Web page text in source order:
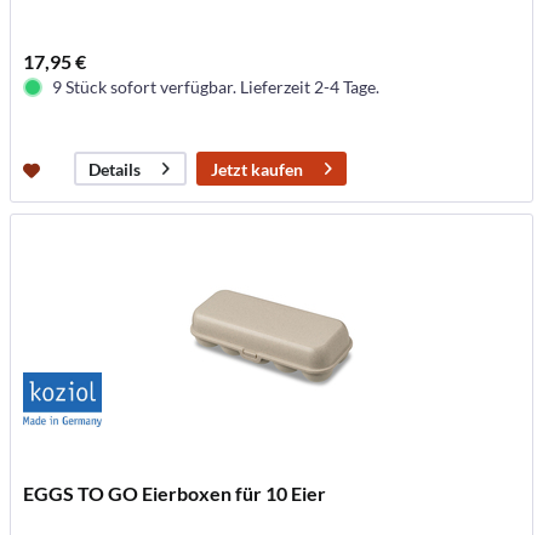
17,95 €
9 Stück sofort verfügbar. Lieferzeit 2-4 Tage.
Details Jetzt kaufen
EGGS TO GO Eierboxen für 10 Eier